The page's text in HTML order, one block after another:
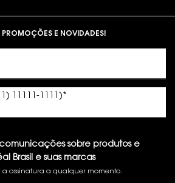
PROMOÇÕES E NOVIDADES!
11111-1111) *
sobre produtos e
Brasil e suas marcas
assinatura a qualquer momento.​